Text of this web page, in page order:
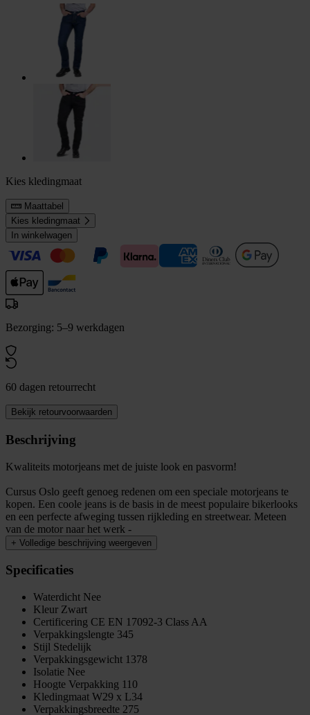
Kies kledingmaat
Maattabel
Kies kledingmaat
In winkelwagen
Bezorging: 5–9 werkdagen
60 dagen retourrecht
Bekijk retourvoorwaarden
Beschrijving
Kwaliteits motorjeans met de juiste look en pasvorm!
Cursus Oslo geeft genoeg redenen om een speciale motorjeans te
kopen. Een coole jeans is de basis in de meest populaire bikerlooks
en een perfecte afweging tussen rijkleding en streetwear. Meteen
van de motor naar het werk -
+ Volledige beschrijving weergeven
Specificaties
Waterdicht Nee
Kleur Zwart
Certificering CE EN 17092-3 Class AA
Verpakkingslengte 345
Stijl Stedelijk
Verpakkingsgewicht 1378
Isolatie Nee
Hoogte Verpakking 110
Kledingmaat W29 x L34
Verpakkingsbreedte 275